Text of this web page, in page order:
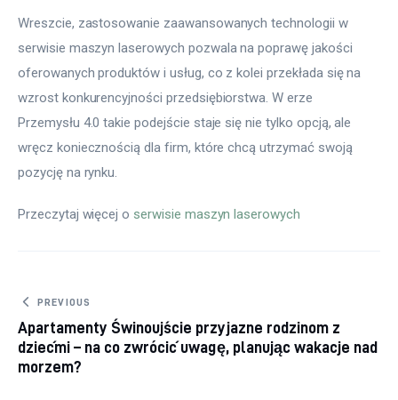
Wreszcie, zastosowanie zaawansowanych technologii w
serwisie maszyn laserowych pozwala na poprawę jakości
oferowanych produktów i usług, co z kolei przekłada się na
wzrost konkurencyjności przedsiębiorstwa. W erze
Przemysłu 4.0 takie podejście staje się nie tylko opcją, ale
wręcz koniecznością dla firm, które chcą utrzymać swoją
pozycję na rynku.
Przeczytaj więcej o serwisie maszyn laserowych
Nawigacja wpisu
PREVIOUS
Apartamenty Świnoujście przyjazne rodzinom z
dziećmi – na co zwrócić uwagę, planując wakacje nad
morzem?